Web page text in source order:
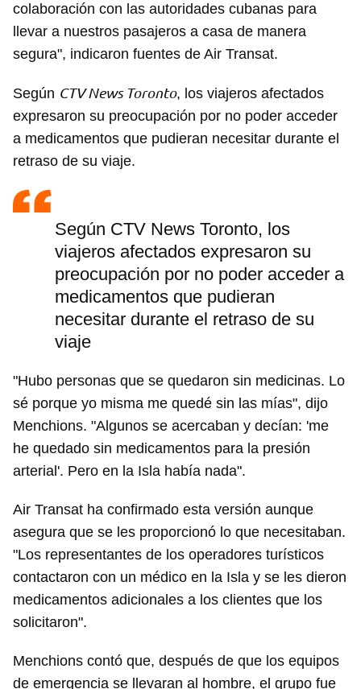
colaboración con las autoridades cubanas para
llevar a nuestros pasajeros a casa de manera
segura", indicaron fuentes de Air Transat.
Según CTV News Toronto, los viajeros afectados
expresaron su preocupación por no poder acceder
a medicamentos que pudieran necesitar durante el
retraso de su viaje.
Según CTV News Toronto, los
viajeros afectados expresaron su
preocupación por no poder acceder a
medicamentos que pudieran
necesitar durante el retraso de su
viaje
"Hubo personas que se quedaron sin medicinas. Lo
sé porque yo misma me quedé sin las mías", dijo
Menchions. "Algunos se acercaban y decían: 'me
he quedado sin medicamentos para la presión
arterial'. Pero en la Isla había nada".
Air Transat ha confirmado esta versión aunque
asegura que se les proporcionó lo que necesitaban.
"Los representantes de los operadores turísticos
contactaron con un médico en la Isla y se les dieron
medicamentos adicionales a los clientes que los
solicitaron".
Menchions contó que, después de que los equipos
de emergencia se llevaran al hombre, el grupo fue